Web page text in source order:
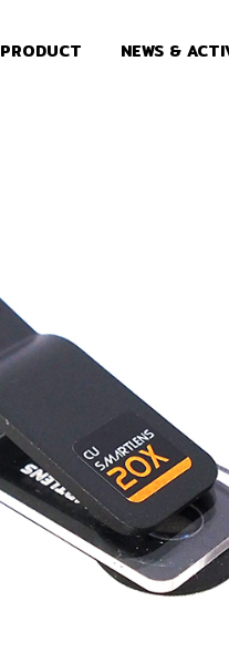
PRODUCT NEWS &